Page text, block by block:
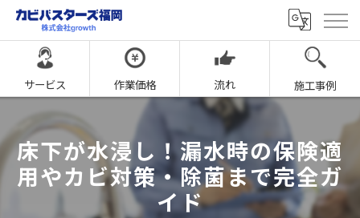
サービス 作業価格 流れ 施工事例
床下が水浸し！漏水時の保険適
用やカビ対策・除菌まで完全ガ
イド